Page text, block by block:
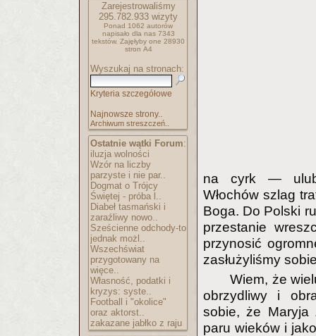
Zarejestrowaliśmy
295.782.933 wizyty
Ponad 1062 autorów
napisało dla nas 7343
tekstów. Zajęłyby one 28930
stron A4
Wyszukaj na stronach:
Kryteria szczegółowe
Najnowsze strony..
Archiwum streszczeń..
Ostatnie wątki Forum:
iluzja wolności
Wzór na liczby
parzyste i nie par..
Dogmat o Trójcy
Świętej - próba l..
Diabeł tasmański i
zaraźliwy nowo..
Sześcienne odchody-to
jednak możl..
Wszechświat
przygotowany na
więce..
Własność, podatki i
kryzys: syste..
Football i "okolice"
oraz aktorst..
zakazane jabłko z raju
na cyrk —
Włochów szlag
Boga. Do Polski
przestanie
przynosić
zasłużyliśmy
Wiem, że
obrzydliwy i
sobie, że Maryja
paru wieków i